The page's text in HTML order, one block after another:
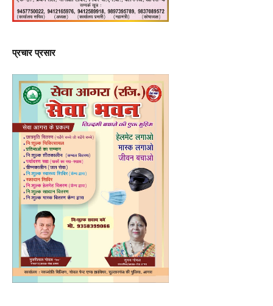
प्रचार प्रसार